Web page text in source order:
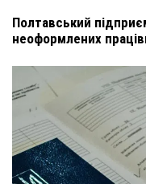
Полтавський
неоформлених